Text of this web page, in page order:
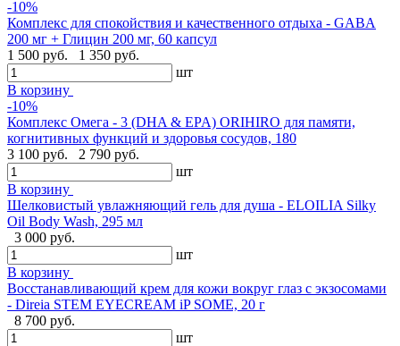
-10%
Комплекс для спокойствия и качественного отдыха - GABA
200 мг + Глицин 200 мг, 60 капсул
1 500 руб.
1 350 руб.
шт
В корзину
-10%
Комплекс Омега - 3 (DHA & EPA) ORIHIRO для памяти,
когнитивных функций и здоровья сосудов, 180
3 100 руб.
2 790 руб.
шт
В корзину
Шелковистый увлажняющий гель для душа - ELOILIA Silky
Oil Body Wash, 295 мл
3 000 руб.
шт
В корзину
Восстанавливающий крем для кожи вокруг глаз с экзосомами
- Direia STEM EYECREAM iP SOME, 20 г
8 700 руб.
шт